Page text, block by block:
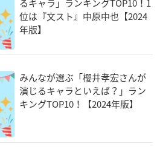
るキャラ」ランキングTOP10！1
位は『文スト』中原中也【2024
年版】
みんなが選ぶ「櫻井孝宏さんが
演じるキャラといえば？」ラン
キングTOP10！【2024年版】